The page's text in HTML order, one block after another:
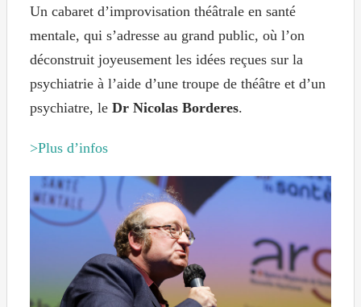
Un cabaret d’improvisation théâtrale en santé
mentale, qui s’adresse au grand public, où l’on
déconstruit joyeusement les idées reçues sur la
psychiatrie à l’aide d’une troupe de théâtre et d’un
psychiatre, le Dr Nicolas Borderes.
>Plus d’infos